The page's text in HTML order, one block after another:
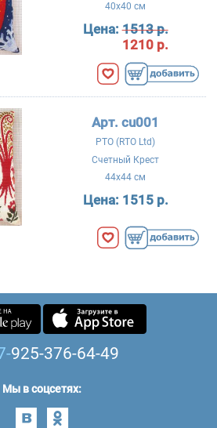
40x40 см
Цена:1513 р.
1210 р.
Арт. cu001
РТО (RTO Ltd)
Счетный Крест
44x44 см
Цена: 1515 р.
925-376-64-49
Мы в соцсетях: